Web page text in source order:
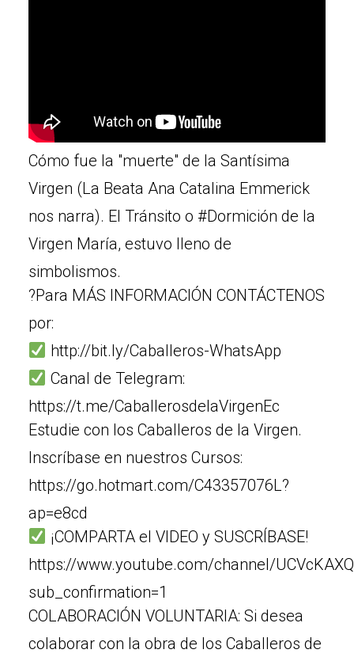
Cómo fue la "muerte" de la Santísima
Virgen (La Beata Ana Catalina Emmerick
nos narra). El Tránsito o #Dormición de la
Virgen María, estuvo lleno de
simbolismos.
?Para MÁS INFORMACIÓN CONTÁCTENOS
por:
http://bit.ly/Caballeros-WhatsApp
Canal de Telegram:
https://t.me/CaballerosdelaVirgenEc
Estudie con los Caballeros de la Virgen.
Inscríbase en nuestros Cursos:
https://go.hotmart.com/C43357076L?
ap=e8cd
¡COMPARTA el VIDEO y SUSCRÍBASE!
https://www.youtube.com/channel/
sub_confirmation=1
COLABORACIÓN VOLUNTARIA: Si desea
colaborar con la obra de los Caballeros de